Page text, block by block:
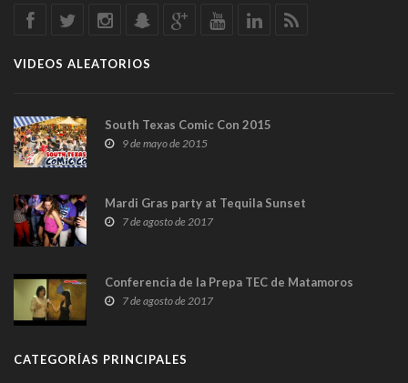
VIDEOS ALEATORIOS
South Texas Comic Con 2015
9 de mayo de 2015
Mardi Gras party at Tequila Sunset
7 de agosto de 2017
Conferencia de la Prepa TEC de Matamoros
7 de agosto de 2017
CATEGORÍAS PRINCIPALES